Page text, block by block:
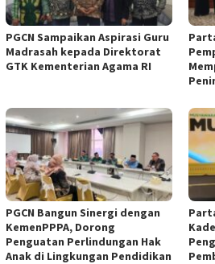
PGCN Sampaikan Aspirasi Guru
Madrasah kepada Direktorat
GTK Kementerian Agama RI
PGCN Bangun Sinergi dengan
KemenPPPA, Dorong
Penguatan Perlindungan Hak
Anak di Lingkungan Pendidikan